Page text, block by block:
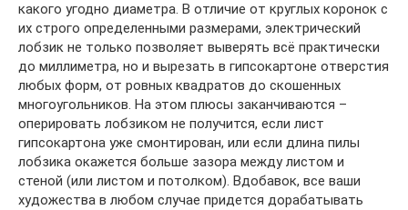
какого угодно диаметра. В отличие от круглых коронок с
их строго определенными размерами, электрический
лобзик не только позволяет выверять всё практически
до миллиметра, но и вырезать в гипсокартоне отверстия
любых форм, от ровных квадратов до скошенных
многоугольников. На этом плюсы заканчиваются –
оперировать лобзиком не получится, если лист
гипсокартона уже смонтирован, или если длина пилы
лобзика окажется больше зазора между листом и
стеной (или листом и потолком). Вдобавок, все ваши
художества в любом случае придется дорабатывать